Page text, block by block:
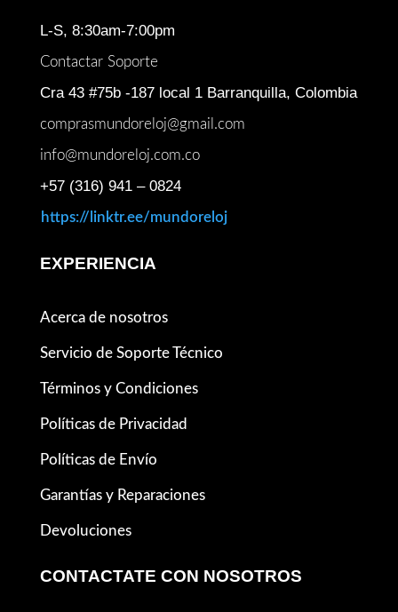
L-S, 8:30am-7:00pm
Contactar Soporte
Cra 43 #75b -187 local 1 Barranquilla, Colombia
comprasmundoreloj@gmail.com
info@mundoreloj.com.co
+57 (316) 941 – 0824
https://linktr.ee/mundoreloj
EXPERIENCIA
Acerca de nosotros
Servicio de Soporte Técnico
Términos y Condiciones
Políticas de Privacidad
Políticas de Envío
Garantías y Reparaciones
Devoluciones
CONTACTATE CON NOSOTROS